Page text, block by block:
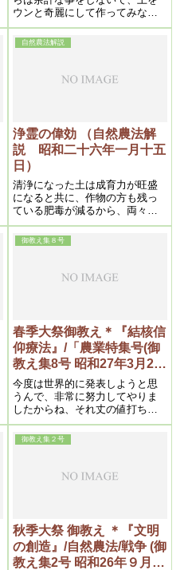
ウンと奇麗にして作ってみなさ
い。今の倍や三倍はお茶ノコサ
イサイだよ。又虫が湧いたと
いゝ、ヤレ消毒薬などといって
るまい」と土はホザクんだから
自然農法解説
浄霊の偉効 （自然農法解
説 昭和二十六年一月十五
日）
清浄になった土は成育力が旺盛
になると共に、作物の方も残っ
ている肥毒が減るから、両々相
俟って、霊主体従の法則によ
り、成育が旺盛になるのである
御教え集８号
春季大祭御教え＊『結核信
仰療法』/「農業特集号(御
教え集8号 昭和27年3月23
日①)
今度は世界的に発表しようと思
うんで、非常に努力してやりま
したからね、それ丈の値打ちが
あると思うんです。今迄の書き
方と違って、思い切って、少し
も斟酌しんしゃくしないで、有
体結核が主になってますけれど
御教え集２号
秋季大祭 御教え ＊『文明
の創造』/自然農法/戦争 (御
教え集2号 昭和26年９月23